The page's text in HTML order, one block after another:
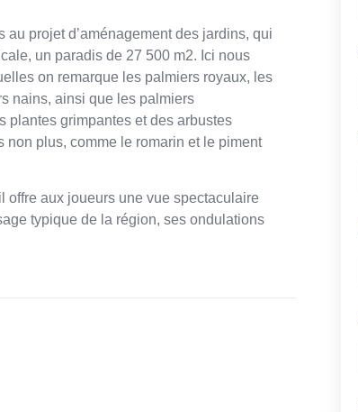
projet d’aménagement des jardins, qui
un paradis de 27 500 m2. Ici nous
on remarque les palmiers royaux, les
nains, ainsi que les palmiers
plantes grimpantes et des arbustes
non plus, comme le romarin et le piment
aux joueurs une vue spectaculaire
typique de la région, ses ondulations